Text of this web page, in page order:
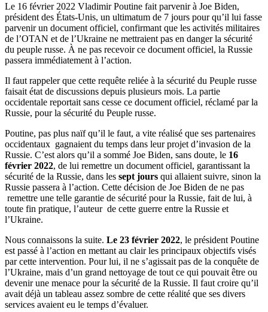
Le 16 février 2022 Vladimir Poutine fait parvenir à Joe Biden,
président des États-Unis, un ultimatum de 7 jours pour qu’il lui fasse
parvenir un document officiel, confirmant que les activités militaires
de l’OTAN et de l’Ukraine ne mettraient pas en danger la sécurité
du peuple russe. À ne pas recevoir ce document officiel, la Russie
passera immédiatement à l’action.
Il faut rappeler que cette requête reliée à la sécurité du Peuple russe
faisait état de discussions depuis plusieurs mois. La partie
occidentale reportait sans cesse ce document officiel, réclamé par la
Russie, pour la sécurité du Peuple russe.
Poutine, pas plus naïf qu’il le faut, a vite réalisé que ses partenaires
occidentaux gagnaient du temps dans leur projet d’invasion de la
Russie. C’est alors qu’il a sommé Joe Biden, sans doute, le 16
février 2022, de lui remettre un document officiel, garantissant la
sécurité de la Russie, dans les sept jours qui allaient suivre, sinon la
Russie passera à l’action. Cette décision de Joe Biden de ne pas
remettre une telle garantie de sécurité pour la Russie, fait de lui, à
toute fin pratique, l’auteur de cette guerre entre la Russie et
l’Ukraine.
Nous connaissons la suite. Le 23 février 2022, le président Poutine
est passé à l’action en mettant au clair les principaux objectifs visés
par cette intervention. Pour lui, il ne s’agissait pas de la conquête de
l’Ukraine, mais d’un grand nettoyage de tout ce qui pouvait être ou
devenir une menace pour la sécurité de la Russie. Il faut croire qu’il
avait déjà un tableau assez sombre de cette réalité que ses divers
services avaient eu le temps d’évaluer.